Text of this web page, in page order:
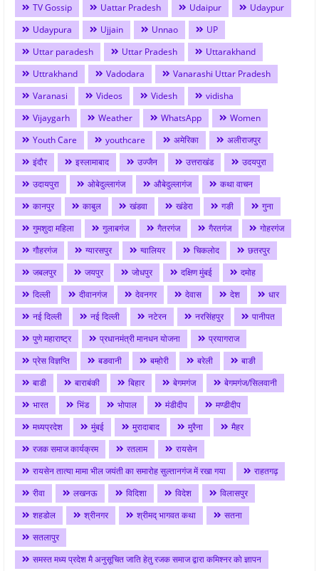
TV Gossip
Uattar Pradesh Udaipur
Udaypur
Udaypura
Ujjain Unnao
UP
Uttar paradesh
Uttar Pradesh
Uttarakhand
Uttrakhand
Vadodara
Vanarashi Uttar Pradesh
Varanasi
Videos Videsh
vidisha
Vijaygarh
Weather WhatsApp
Women
Youth Care
youthcare अमेरिका
अलीराजपुर
इंदौर
इस्लामाबाद उज्जैन उत्तराखंड
उदयपुरा
उदायपुरा
ओबेदुल्लागंज औबेदुल्लागंज
कथा वाचन
कानपुर
काबुल खंडवा खंडेरा गङी
गुना
गुमशुदा महिला
गुलाबगंज गैतरगंज गैरतगंज
गोहरगंज
गौहरगंज
ग्यारसपुर ग्वालियर चिकलोद
छतरपुर
जबलपुर
जयपुर जोधपुर दक्षिण मुंबई
दमोह
दिल्ली
दीवानगंज देवनगर देवास देश
धार
नई दिल्ली
नई दिल्ली नटेरन नरसिंहपुर
पानीपत
पुणे महाराष्ट्र
प्रधानमंत्री मानधन योजना
प्रयागराज
प्रेस विज्ञप्ति
बङवानी बम्होरी बरेली
बाङी
बाडी
बाराबंकी बिहार बेगमगंज
बेगमगंज/सिलवानी
भारत
भिंड भोपाल मंडीदीप
मण्डीदीप
मध्यप्रदेश
मुंबई मुरादाबाद मुरैना
मैहर
रजक समाज कार्यक्रम
रतलाम
रायसेन
रायसेन तात्या मामा भील जयंती का समारोह सुल्तानगंज में रखा गया
राहतगढ़
रीवा
लखनऊ विदिशा विदेश
विलासपुर
शहडोल
श्रीनगर श्रीमद् भागवत कथा
सतना
सतलापुर
समस्त मध्य प्रदेश मै अनुसूचित जाति हेतु रजक समाज द्वारा कमिश्नर को ज्ञापन